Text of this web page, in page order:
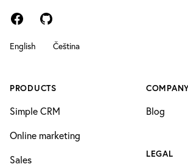
FacebookGitHub
English Čeština
PRODUCTS
Simple CRM
Online marketing
Sales
Blog
LEGAL